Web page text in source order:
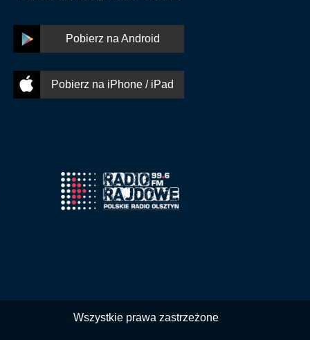
Pobierz na Android
Pobierz na iPhone / iPad
Wszystkie prawa zastrzeżone